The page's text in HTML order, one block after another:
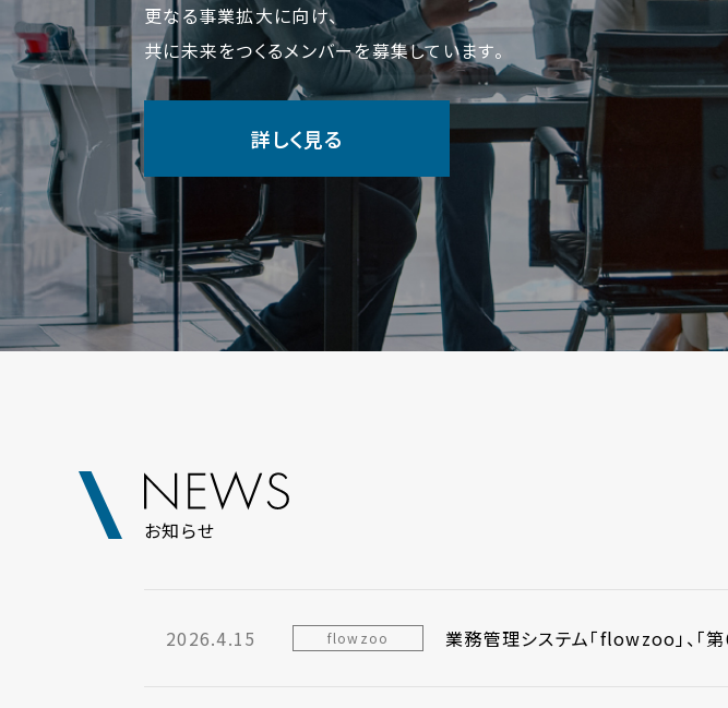
更なる事業拡大に向け、
共に未来をつくるメンバーを募集しています。
詳しく見る
お知らせ
2026.4.15 flowzoo 業務管理システム「flowzoo」、「